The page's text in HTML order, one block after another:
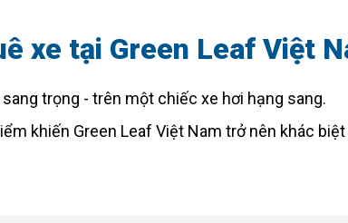
xe tại Green Leaf Việt
trọng - trên một chiếc xe hơi hạng sang.
khiến Green Leaf Việt Nam trở nên khác biệt